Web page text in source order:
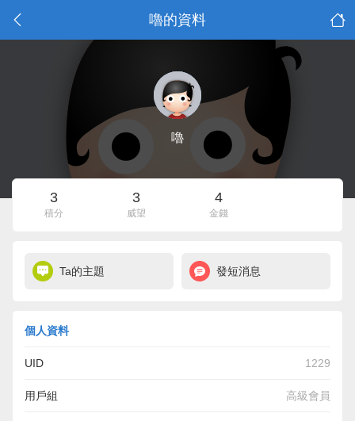
嚕的資料
嚕
3
積分
3
威望
4
金錢
Ta的主題 發短消息
個人資料
UID 1229
用戶組 高級會員